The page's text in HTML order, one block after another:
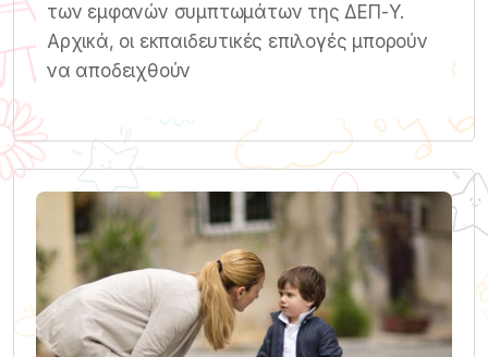
των εμφανών συμπτωμάτων της ΔΕΠ-Υ.
Αρχικά, οι εκπαιδευτικές επιλογές μπορούν
να αποδειχθούν